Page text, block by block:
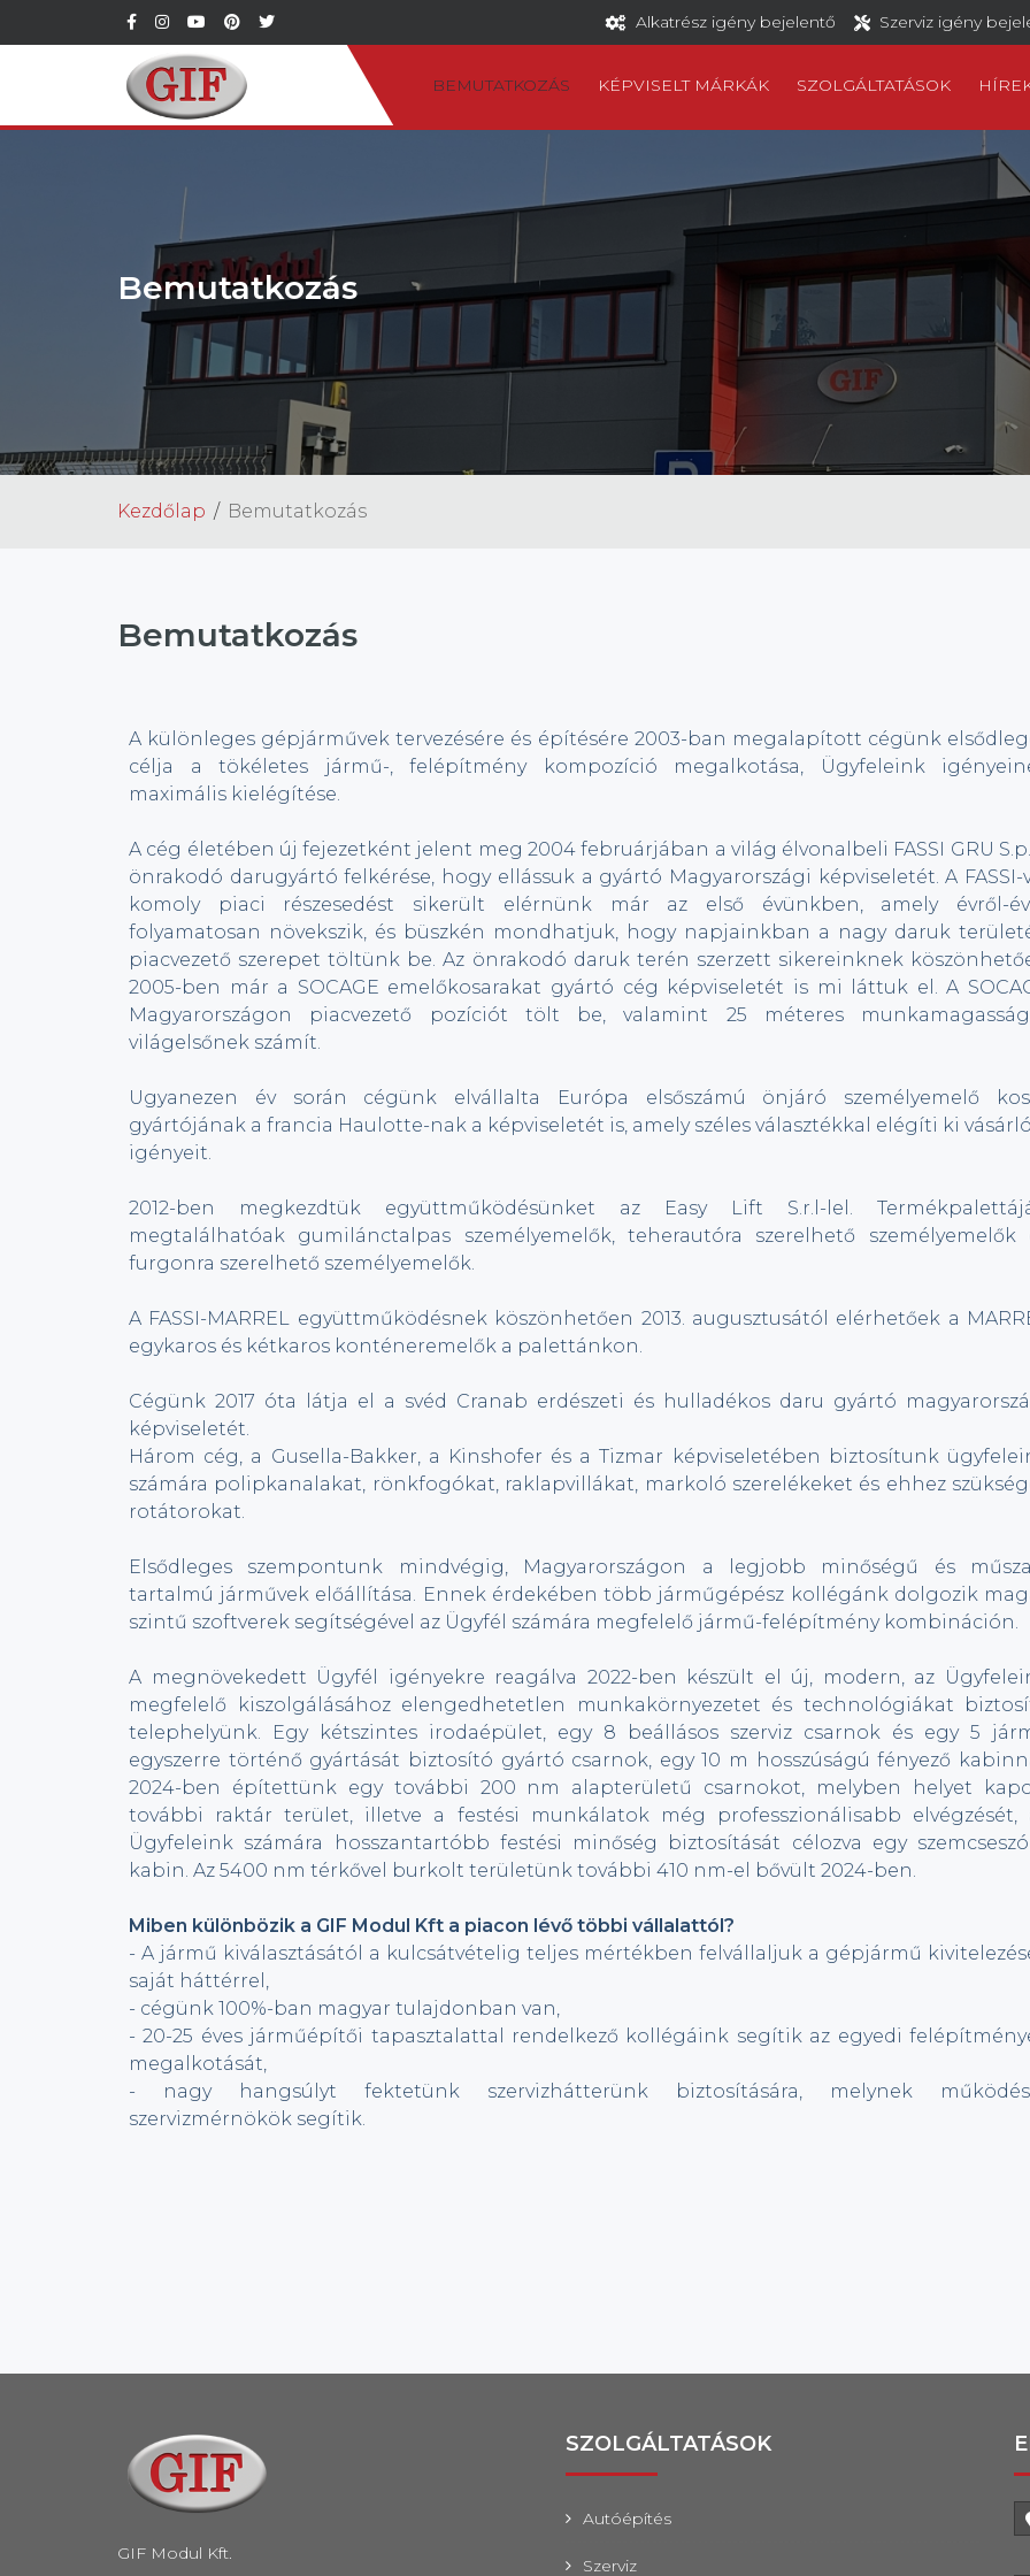
Alkatrész igény bejelentő Szerviz igény
BEMUTATKOZÁS KÉPVISELT MÁRKÁK SZOLGÁLTATÁSOK
Bemutatkozás
Kezdőlap Bemutatkozás
Bemutatkozás
A különleges gépjárművek tervezésére és építésére 2003-ban megalapított cégünk
célja a tökéletes jármű-, felépítmény kompozíció megalkotása, Ügyfeleink
maximális kielégítése.
A cég életében új fejezetként jelent meg 2004 februárjában a világ élvonalbeli FASSI GRU
önrakodó darugyártó felkérése, hogy ellássuk a gyártó Magyarországi képviseletét. A FASSI-
komoly piaci részesedést sikerült elérnünk már az első évünkben, amely évről-
folyamatosan növekszik, és büszkén mondhatjuk, hogy napjainkban a nagy daruk
piacvezető szerepet töltünk be. Az önrakodó daruk terén szerzett sikereinknek
2005-ben már a SOCAGE emelőkosarakat gyártó cég képviseletét is mi láttuk el. A
Magyarországon piacvezető pozíciót tölt be, valamint 25 méteres
világelsőnek számít.
Ugyanezen év során cégünk elvállalta Európa elsőszámú önjáró személyemelő
gyártójának a francia Haulotte-nak a képviseletét is, amely széles választékkal elégíti ki
igényeit.
2012-ben megkezdtük együttműködésünket az Easy Lift S.r.l-lel.
megtalálhatóak gumilánctalpas személyemelők, teherautóra szerelhető személyemelők
furgonra szerelhető személyemelők.
A FASSI-MARREL együttműködésnek köszönhetően 2013. augusztusától elérhetőek a
egykaros és kétkaros konténeremelők a palettánkon.
Cégünk 2017 óta látja el a svéd Cranab erdészeti és hulladékos daru gyártó
képviseletét.
Három cég, a Gusella-Bakker, a Kinshofer és a Tizmar képviseletében biztosítunk
számára polipkanalakat, rönkfogókat, raklapvillákat, markoló szerelékeket és ehhez
rotátorokat.
Elsődleges szempontunk mindvégig, Magyarországon a legjobb minőségű és
tartalmú járművek előállítása. Ennek érdekében több járműgépész kollégánk dolgozik
szintű szoftverek segítségével az Ügyfél számára megfelelő jármű-felépítmény kombináción.
A megnövekedett Ügyfél igényekre reagálva 2022-ben készült el új, modern, az
megfelelő kiszolgálásához elengedhetetlen munkakörnyezetet és technológiákat
telephelyünk. Egy kétszintes irodaépület, egy 8 beállásos szerviz csarnok és egy 5
egyszerre történő gyártását biztosító gyártó csarnok, egy 10 m hosszúságú fényező
2024-ben építettünk egy további 200 nm alapterületű csarnokot, melyben helyet
további raktár terület, illetve a festési munkálatok még professzionálisabb elvégzését,
Ügyfeleink számára hosszantartóbb festési minőség biztosítását célozva egy
kabin. Az 5400 nm térkővel burkolt területünk további 410 nm-el bővült 2024-ben.
Miben különbözik a GIF Modul Kft a piacon lévő többi vállalattól?
- A jármű kiválasztásától a kulcsátvételig teljes mértékben felvállaljuk a gépjármű
saját háttérrel,
- cégünk 100%-ban magyar tulajdonban van,
- 20-25 éves járműépítői tapasztalattal rendelkező kollégáink segítik az egyedi
megalkotását,
- nagy hangsúlyt fektetünk szervizhátterünk biztosítására, melynek
szervizmérnökök segítik.
GIF Modul Kft.
SZOLGÁLTATÁSOK
Autóépítés
Szerviz